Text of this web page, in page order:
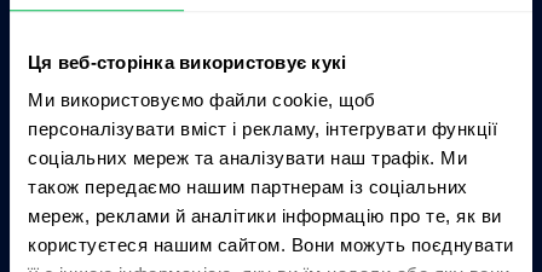
Ця веб-сторінка використовує кукі
Ми використовуємо файли cookie, щоб
персоналізувати вміст і рекламу, інтегрувати функції
соціальних мереж та аналізувати наш трафік. Ми
також передаємо нашим партнерам із соціальних
мереж, реклами й аналітики інформацію про те, як ви
користуєтеся нашим сайтом. Вони можуть поєднувати
Продукти
Kadry
CoreHR
Recruit
Perform
Desk
Ціни
Партнери
Інтеграції
Кар’єрний сайт
Контакти